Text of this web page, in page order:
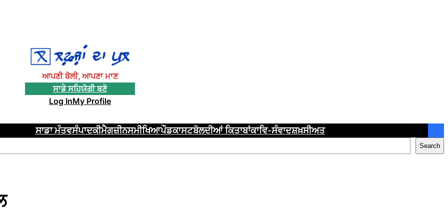
ਆਪਣੀ ਬੋਲੀ, ਆਪਣਾ ਮਾਣ
ਸਾਡੇ ਸਹਿਯੋਗੀ ਬਣੋ
Log InMy Profile
ਸਾਡਾ ਮੰਤਵਸੰਪਾਦਕੀਮੈਗਜ਼ੀਨਸਮੀਖਿਆਪੌਡਕਾਸਟਬੋਲਦੀਆਂ ਕਿਤਾਬਾਂਕਾਵਿ-ਸੰਵਾਦਸ਼ਖ਼ਸੀਅਤ
Search